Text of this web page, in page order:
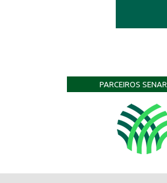
PARCEIROS SENAR